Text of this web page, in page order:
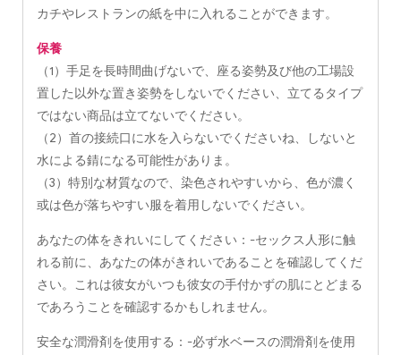
カチやレストランの紙を中に入れることができます。
保養
（1）手足を長時間曲げないで、座る姿勢及び他の工場設
置した以外な置き姿勢をしないでください、立てるタイプ
ではない商品は立てないでください。
（2）首の接続口に水を入らないでくださいね、しないと
水による錆になる可能性がありま。
（3）特別な材質なので、染色されやすいから、色が濃く
或は色が落ちやすい服を着用しないでください。
あなたの体をきれいにしてください：-セックス人形に触
れる前に、あなたの体がきれいであることを確認してくだ
さい。これは彼女がいつも彼女の手付かずの肌にとどまる
であろうことを確認するかもしれません。
安全な潤滑剤を使用する：-必ず水ベースの潤滑剤を使用